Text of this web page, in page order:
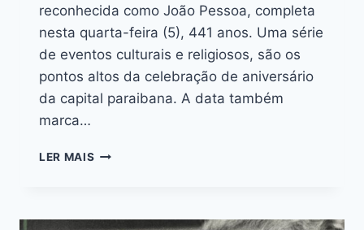
reconhecida como João Pessoa, completa
nesta quarta-feira (5), 441 anos. Uma série
de eventos culturais e religiosos, são os
pontos altos da celebração de aniversário
da capital paraibana. A data também
marca…
LER MAIS